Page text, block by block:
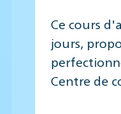
Ce cours
jours,
Centre de